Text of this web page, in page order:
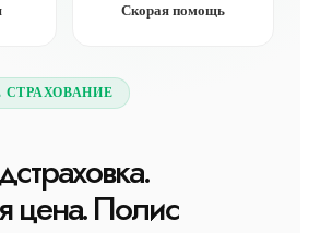
цена. Полис
Скорая помощь